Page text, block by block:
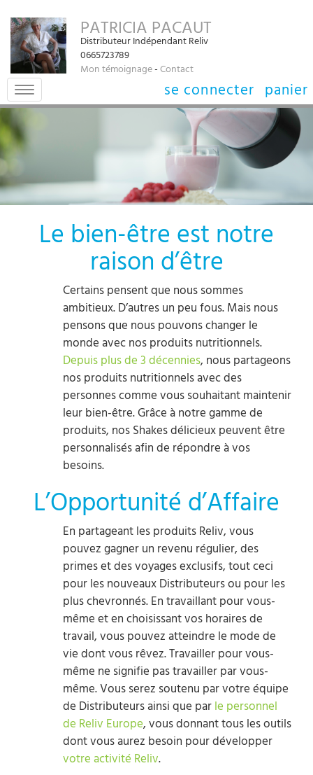
PATRICIA PACAUT
Distributeur Indépendant Reliv
0665723789
Mon témoignage-Contact
Toggle
navigation
panier
se connecter
Le bien-être est notre
raison d’être
Certains pensent que nous sommes
ambitieux. D’autres un peu fous. Mais nous
pensons que nous pouvons changer le
monde avec nos produits nutritionnels.
Depuis plus de 3 décennies, nous partageons
nos produits nutritionnels avec des
personnes comme vous souhaitant maintenir
leur bien-être. Grâce à notre gamme de
produits, nos Shakes délicieux peuvent être
personnalisés afin de répondre à vos
besoins.
L’Opportunité d’Affaire
En partageant les produits Reliv, vous
pouvez gagner un revenu régulier, des
primes et des voyages exclusifs, tout ceci
pour les nouveaux Distributeurs ou pour les
plus chevronnés. En travaillant pour vous-
même et en choisissant vos horaires de
travail, vous pouvez atteindre le mode de
vie dont vous rêvez. Travailler pour vous-
même ne signifie pas travailler par vous-
même. Vous serez soutenu par votre équipe
de Distributeurs ainsi que parle personnel
de Reliv Europe, vous donnant tous les outils
dont vous aurez besoin pour développer
votre activité Reliv.